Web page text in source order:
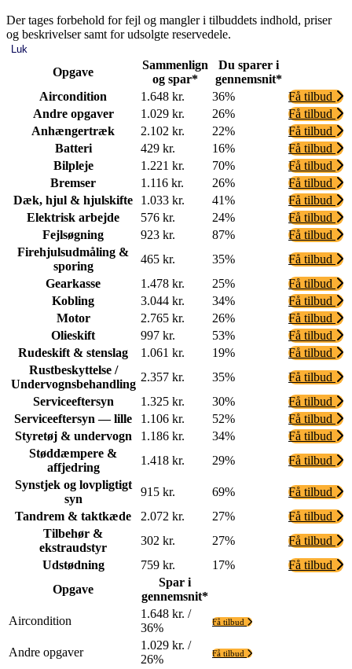
Der tages forbehold for fejl og mangler i tilbuddets indhold, priser
og beskrivelser samt for udsolgte reservedele.
Luk
Opgave
Sammenlign
og spar*
Du sparer i
gennemsnit*
Aircondition
1.648 kr. 36%
Få tilbud
Andre opgaver
1.029 kr. 26%
Få tilbud
Anhængertræk
2.102 kr. 22%
Få tilbud
Batteri
429 kr. 16%
Få tilbud
Bilpleje
1.221 kr. 70%
Få tilbud
Bremser
1.116 kr. 26%
Få tilbud
Dæk, hjul & hjulskifte
1.033 kr. 41%
Få tilbud
Elektrisk arbejde
576 kr. 24%
Få tilbud
Fejlsøgning
923 kr. 87%
Få tilbud
Firehjulsudmåling &
sporing
465 kr. 35%
Få tilbud
Gearkasse
1.478 kr. 25%
Få tilbud
Kobling
3.044 kr. 34%
Få tilbud
Motor
2.765 kr. 26%
Få tilbud
Olieskift
997 kr. 53%
Få tilbud
Rudeskift & stenslag
1.061 kr. 19%
Få tilbud
Rustbeskyttelse /
Undervognsbehandling
2.357 kr. 35%
Få tilbud
Serviceeftersyn
1.325 kr. 30%
Få tilbud
Serviceeftersyn — lille
1.106 kr. 52%
Få tilbud
Styretøj & undervogn
1.186 kr. 34%
Få tilbud
Støddæmpere &
affjedring
1.418 kr. 29%
Få tilbud
Synstjek og lovpligtigt
syn
915 kr. 69%
Få tilbud
Tandrem & taktkæde
2.072 kr. 27%
Få tilbud
Tilbehør &
ekstraudstyr
302 kr. 27%
Få tilbud
Udstødning
759 kr. 17%
Få tilbud
Opgave
Spar i
gennemsnit*
Aircondition
1.648 kr. /
36%
Få tilbud
Andre opgaver
1.029 kr. /
26%
Få tilbud